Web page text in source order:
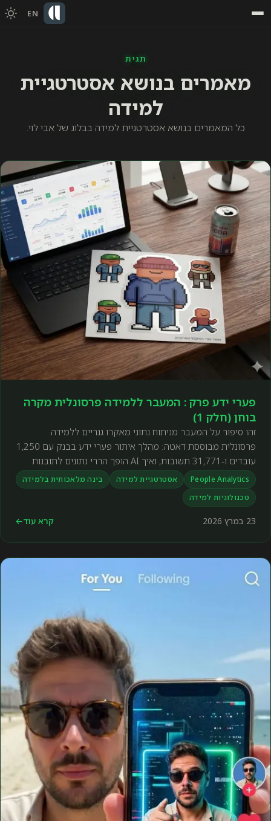
EN
תגית
מאמרים בנושא אסטרטגיית
למידה
כל המאמרים בנושא אסטרטגיית למידה בבלוג של אבי לוי.
פערי ידע פרק : המעבר ללמידה פרסונלית מקרה
בוחן (חלק 1)
זהו סיפור על המעבר מניתוח נתוני מאקרו גנריים ללמידה
פרסונלית מבוססת דאטה: מהלך איתור פערי ידע בבנק עם 1,250
עובדים ו-31,771 תשובות, ואיך AI הופך הררי נתונים לתובנות
פעולה.
People Analytics אסטרטגיית למידה
בינה מלאכותית בלמידה
טכנולוגיות למידה
23 במרץ 2026 קרא עוד←